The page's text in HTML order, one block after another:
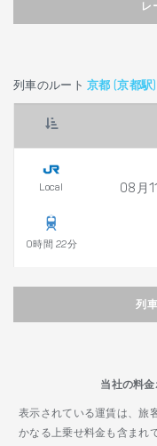
レ
列車のルート 京都 (京都駅)
Local
0時間 22分
08月
列
当社の料
表示されている運賃は、旅
かなる上乗せ料金も含まれ